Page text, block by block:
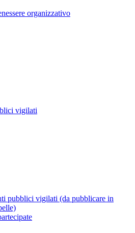
organizzativo
vigilati
pubblici vigilati (da pubblicare in